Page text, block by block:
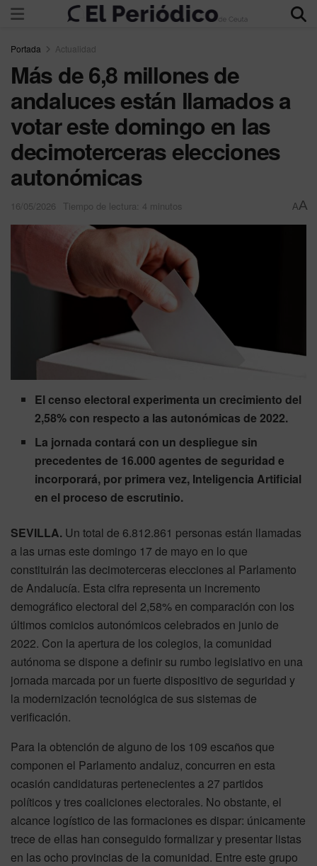
Portada Actualidad
Más de 6,8 millones de
andaluces están llamados a
votar este domingo en las
decimoterceras elecciones
autonómicas
16/05/2026 Tiempo de lectura: 4 minutos AA
El censo electoral experimenta un crecimiento del
2,58% con respecto a las autonómicas de 2022.
La jornada contará con un despliegue sin
precedentes de 16.000 agentes de seguridad e
incorporará, por primera vez, Inteligencia Artificial
en el proceso de escrutinio.
SEVILLA. Un total de 6.812.861 personas están llamadas
a las urnas este domingo 17 de mayo en lo que
constituirán las decimoterceras elecciones al Parlamento
de Andalucía. Esta cifra representa un incremento
demográfico electoral del 2,58% en comparación con los
últimos comicios autonómicos celebrados en junio de
2022. Con la apertura de los colegios, la comunidad
autónoma se dispone a definir su rumbo legislativo en una
jornada marcada por un fuerte dispositivo de seguridad y
la modernización tecnológica de sus sistemas de
verificación.
Para la obtención de alguno de los 109 escaños que
componen el Parlamento andaluz, concurren en esta
ocasión candidaturas pertenecientes a 27 partidos
políticos y tres coaliciones electorales. No obstante, el
alcance logístico de las formaciones es dispar: únicamente
trece de ellas han conseguido formalizar y presentar listas
en las ocho provincias de la comunidad. Entre este grupo